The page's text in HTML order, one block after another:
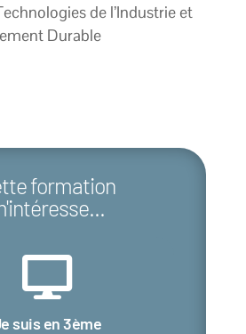
de l’Industrie et
Durable
formation

suis en 3ème